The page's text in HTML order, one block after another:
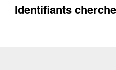
Identifiants